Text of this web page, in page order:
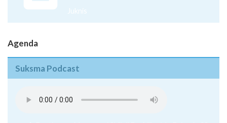
Juknis
Agenda
Suksma Podcast